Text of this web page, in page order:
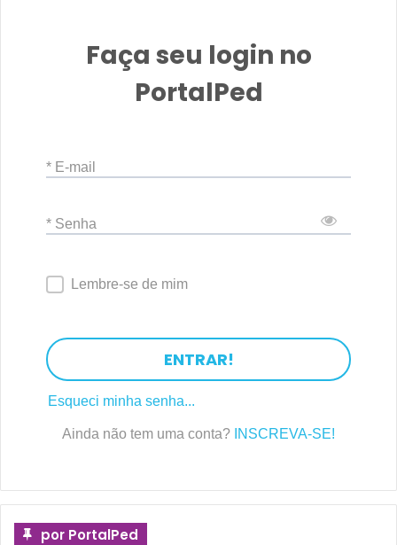
Faça seu login no
PortalPed
* E-mail
* Senha
Lembre-se de mim
ENTRAR!
Esqueci minha senha...
Ainda não tem uma conta? INSCREVA-SE!
por PortalPed